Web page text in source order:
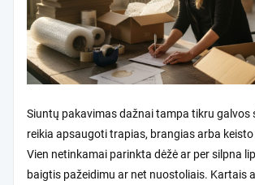
Siuntų pakavimas dažnai tampa tikru galvos
reikia apsaugoti trapias, brangias arba
Vien netinkamai parinkta dėžė ar per silpna
baigtis pažeidimu ar net nuostoliais. Kartais